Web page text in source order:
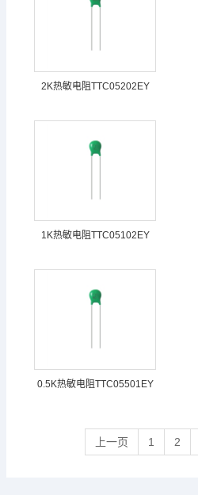
2K热敏电阻TTC05202EY
1K热敏电阻TTC05102EY
0.5K热敏电阻TTC05501EY
上一页 1 2